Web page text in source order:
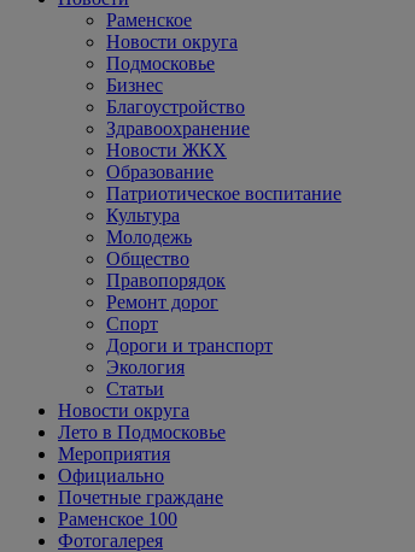
Раменское
Новости округа
Подмосковье
Бизнес
Благоустройство
Здравоохранение
Новости ЖКХ
Образование
Патриотическое воспитание
Культура
Молодежь
Общество
Правопорядок
Ремонт дорог
Спорт
Дороги и транспорт
Экология
Статьи
Новости округа
Лето в Подмосковье
Мероприятия
Официально
Почетные граждане
Раменское 100
Фотогалерея